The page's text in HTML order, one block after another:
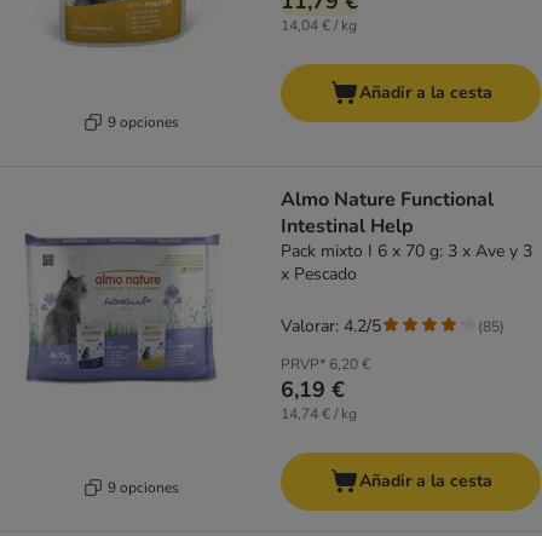
9 opciones
14,04 € / kg
Añadir a la cesta
9 opciones
Almo Nature Functional
Intestinal Help
Pack mixto I 6 x 70 g: 3 x Ave y 3
x Pescado
PRVP* 6,20 €
6,19 €
14,74 € / kg
Valorar: 4.2/5 (85)
Añadir a la cesta